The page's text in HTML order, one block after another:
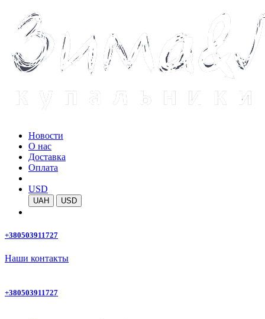
Новости
О нас
Доставка
Оплата
USD
UAH USD
+380503911727
Наши контакты
+380503911727